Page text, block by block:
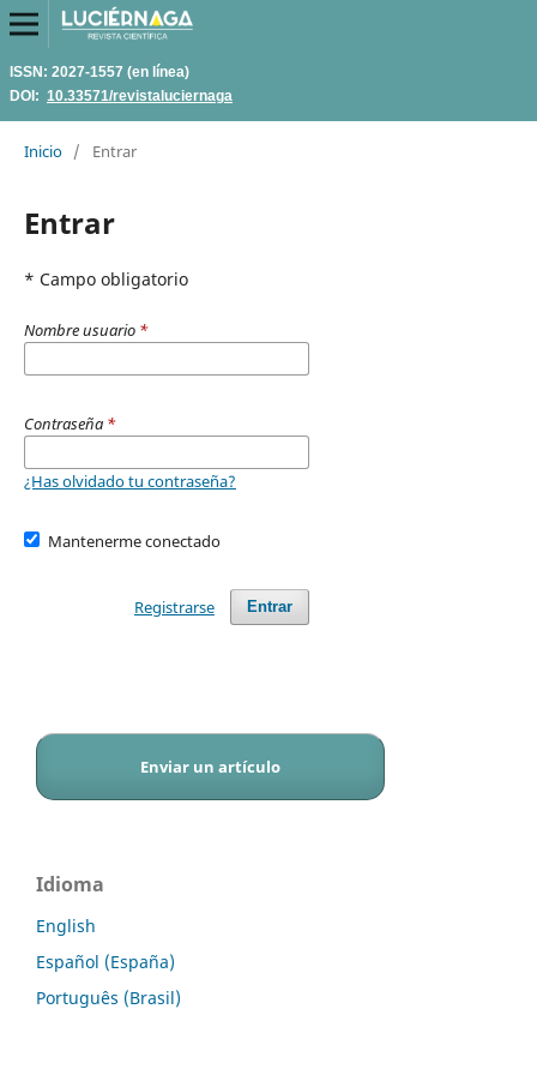
ISSN: 2027-1557 (en línea)
DOI: 10.33571/revistaluciernaga
Inicio / Entrar
Entrar
* Campo obligatorio
Nombre usuario *
Contraseña *
¿Has olvidado tu contraseña?
Mantenerme conectado
Entrar
Registrarse
Enviar un artículo
Idioma
English
Español (España)
Português (Brasil)